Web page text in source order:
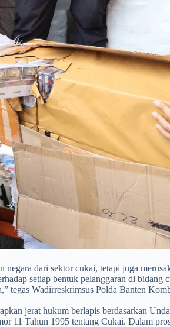
dari sektor cukai, tetapi juga
setiap bentuk pelanggaran di bidang
tegas Wadirreskrimsus Polda Banten
jerat hukum berlapis berdasarkan
11 Tahun 1995 tentang Cukai. Dalam